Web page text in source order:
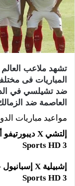
المباريات فى
ضد تشيلسي في
العاصمة ضد
مواعيد مباريات
إلتشي X ديبورتيفو
Sports HD 3
إشبيلية X إسبانيول –
Sports HD 3